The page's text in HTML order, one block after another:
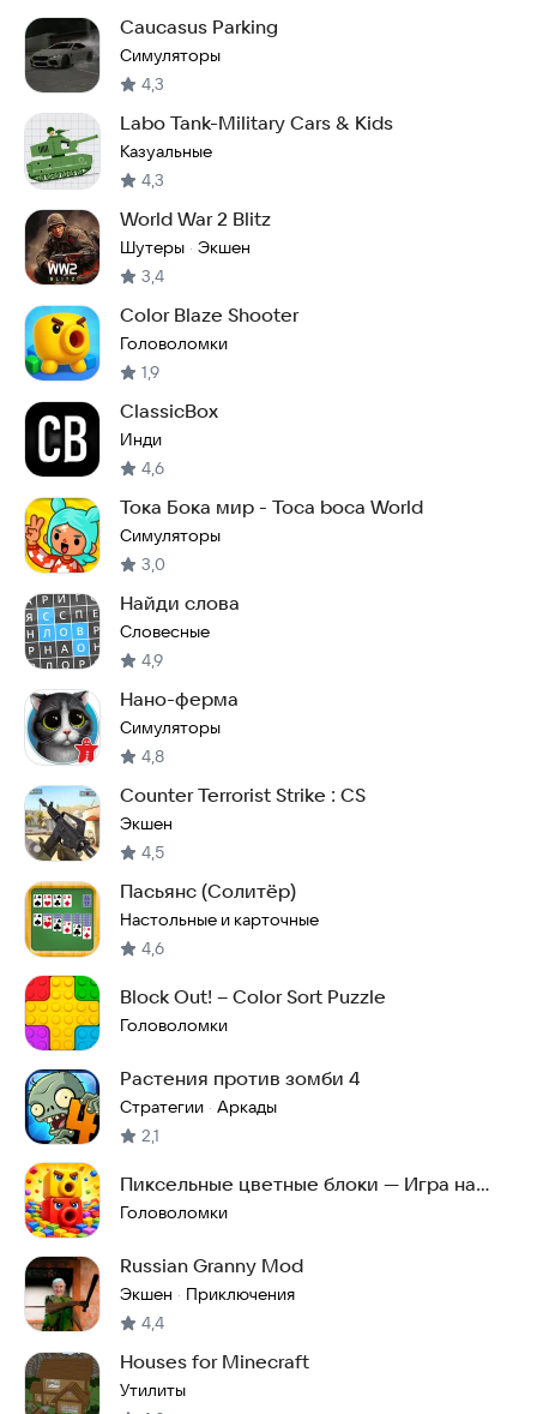
Caucasus Parking
Симуляторы
4,3
Labo Tank-Military Cars & Kids
Казуальные
4,3
World War 2 Blitz
Шутеры · Экшен
3,4
Color Blaze Shooter
Головоломки
1,9
ClassicBox
Инди
4,6
Тока Бока мир - Toca boca World
Симуляторы
3,0
Найди слова
Словесные
4,9
Нано-ферма
Симуляторы
4,8
Counter Terrorist Strike : CS
Экшен
4,5
Пасьянс (Солитёр)
Настольные и карточные
4,6
Block Out! – Color Sort Puzzle
Головоломки
Растения против зомби 4
Стратегии · Аркады
2,1
Пиксельные цветные блоки — Игра на
совпадение
Головоломки
Russian Granny Mod
Экшен · Приключения
4,4
Houses for Minecraft
Утилиты